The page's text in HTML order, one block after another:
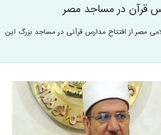
قرآن در مساجد مصر
مصر از افتتاح مدارس قرآنی در مساجد بزرگ این